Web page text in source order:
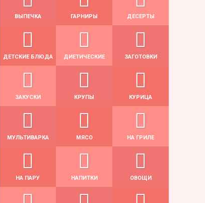
ВЫПЕЧКА ГАРНИРЫ ДЕСЕРТЫ
ДЕТСКИЕ БЛЮДА ДИЕТИЧЕСКИЕ ЗАГОТОВКИ
ЗАКУСКИ КРУПЫ КУРИЦА
МУЛЬТИВАРКА МЯСО НА ГРИЛЕ
НА ПАРУ НАПИТКИ ОВОЩИ